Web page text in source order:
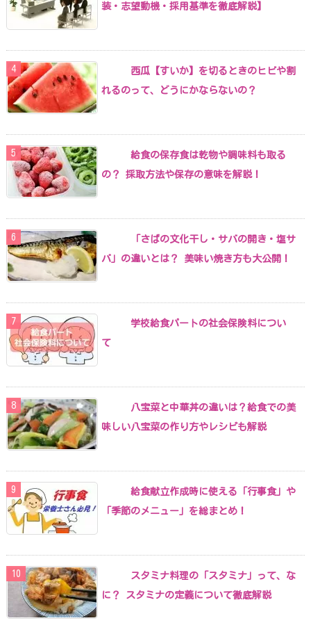
装・志望動機・採用基準を徹底解説】
西瓜【すいか】を切るときのヒビや割
れるのって、どうにかならないの？
給食の保存食は乾物や調味料も取る
の？ 採取方法や保存の意味を解説！
「さばの文化干し・サバの開き・塩サ
バ」の違いとは？ 美味い焼き方も大公開！
学校給食パートの社会保険料につい
て
八宝菜と中華丼の違いは？給食での美
味しい八宝菜の作り方やレシピも解説
給食献立作成時に使える「行事食」や
「季節のメニュー」を総まとめ！
スタミナ料理の「スタミナ」って、な
に？ スタミナの定義について徹底解説